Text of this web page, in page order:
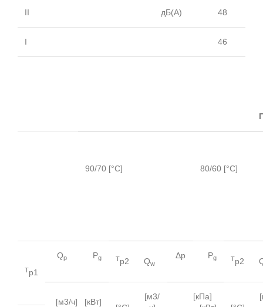
II дБ(А) 48
I 46
90/70 [°C] 80/60 [°C]
Tp1
Qp Pg Tp2 Qw
Δp Pg Tp2
[м3/ч] [кВт]
[м3/
[кПа]